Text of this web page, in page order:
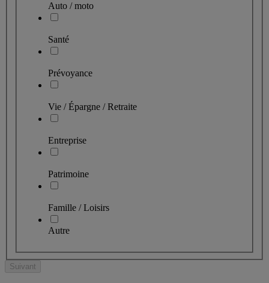
Auto / moto
Santé
Prévoyance
Vie / Épargne / Retraite
Entreprise
Patrimoine
Famille / Loisirs
Autre
Suivant